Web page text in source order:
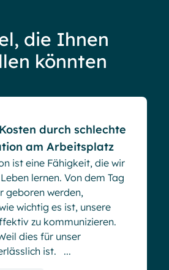
die Ihnen
könnten
durch schlechte
am Arbeitsplatz
ist eine Fähigkeit, die wir
lernen. Von dem Tag
geboren werden,
wichtig es ist, unsere
zu kommunizieren.
dies für unser
ist. ...